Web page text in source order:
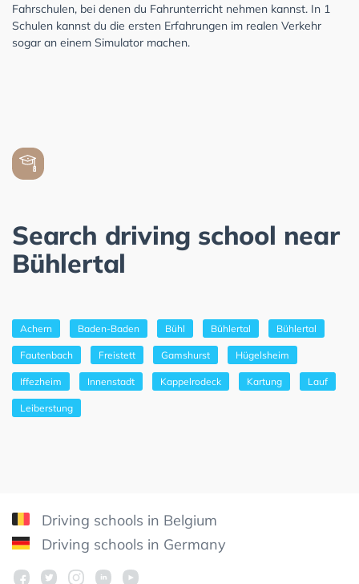
Fahrschulen, bei denen du Fahrunterricht nehmen kannst. In 1
Schulen kannst du die ersten Erfahrungen im realen Verkehr
sogar an einem Simulator machen.
Search driving school near
Bühlertal
Achern Baden-Baden Bühl Bühlertal Bühlertal
Fautenbach Freistett Gamshurst Hügelsheim
Iffezheim Innenstadt Kappelrodeck Kartung Lauf
Leiberstung
Driving schools in Belgium
Driving schools in Germany